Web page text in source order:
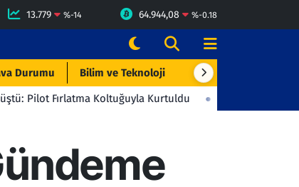
13.779 %-14 64.944,08 %-0.18
Durumu Bilim ve Teknoloji Çevre & Doğa
Koltuğuyla Kurtuldu 23:06Beşiktaş'tan